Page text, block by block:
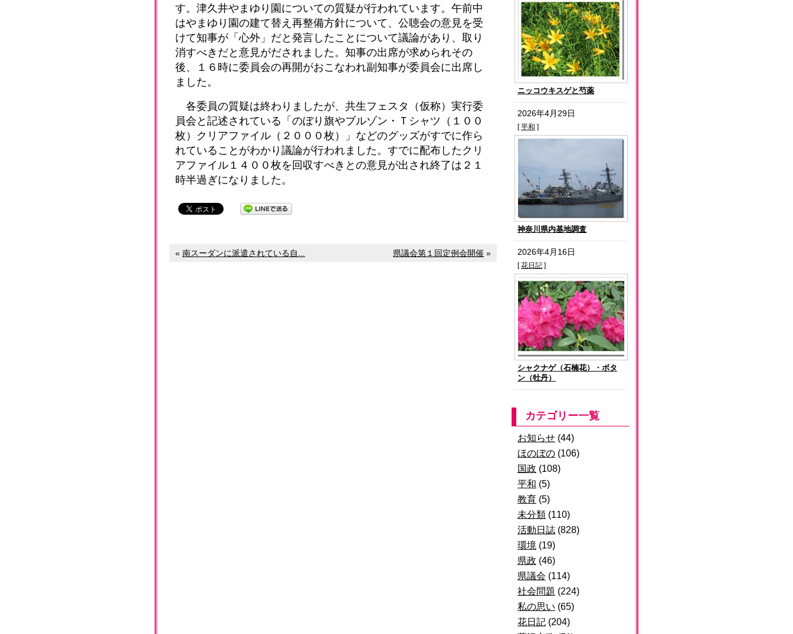
す。津久井やまゆり園についての質疑が行われています。午前中
はやまゆり園の建て替え再整備方針について、公聴会の意見を受
けて知事が「心外」だと発言したことについて議論があり、取り
消すべきだと意見がだされました。知事の出席が求められその
後、１６時に委員会の再開がおこなわれ副知事が委員会に出席し
ました。
各委員の質疑は終わりましたが、共生フェスタ（仮称）実行委
員会と記述されている「のぼり旗やブルゾン・Ｔシャツ（１００
枚）クリアファイル（２０００枚）」などのグッズがすでに作ら
れていることがわかり議論が行われました。すでに配布したクリ
アファイル１４００枚を回収すべきとの意見が出され終了は２１
時半過ぎになりました。
« 南スーダンに派遣されている自... 県議会第１回定例会開催 »
ニッコウキスゲと芍薬
2026年4月29日
[平和 ]
神奈川県内基地調査
2026年4月16日
[花日記 ]
シャクナゲ（石楠花）・ボタ
ン（牡丹）
カテゴリー一覧
お知らせ (44)
ほのぼの (106)
国政 (108)
平和 (5)
教育 (5)
未分類 (110)
活動日誌 (828)
環境 (19)
県政 (46)
県議会 (114)
社会問題 (224)
私の思い (65)
花日記 (204)